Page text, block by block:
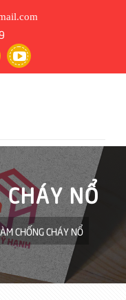
NỔ
CHỐNG CHÁY NỔ